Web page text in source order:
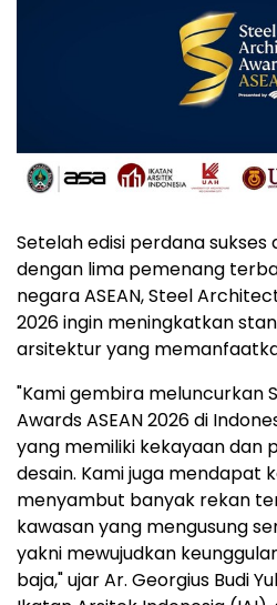
Setelah edisi perdana sukses
dengan lima pemenang
negara ASEAN, Steel
2026 ingin meningkatkan
arsitektur yang
"Kami gembira meluncurkan
Awards ASEAN 2026 di
yang memiliki kekayaan dan
desain. Kami juga mendapat
menyambut banyak rekan
kawasan yang mengusung
yakni mewujudkan
baja," ujar Ar. Georgius Budi